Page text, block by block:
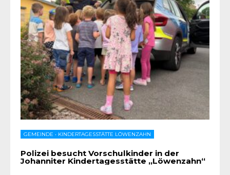
GEMEINDE • KINDERTAGESSTÄTTE LÖWENZAHN
Polizei besucht Vorschulkinder in der
Johanniter Kindertagesstätte „Löwenzahn“